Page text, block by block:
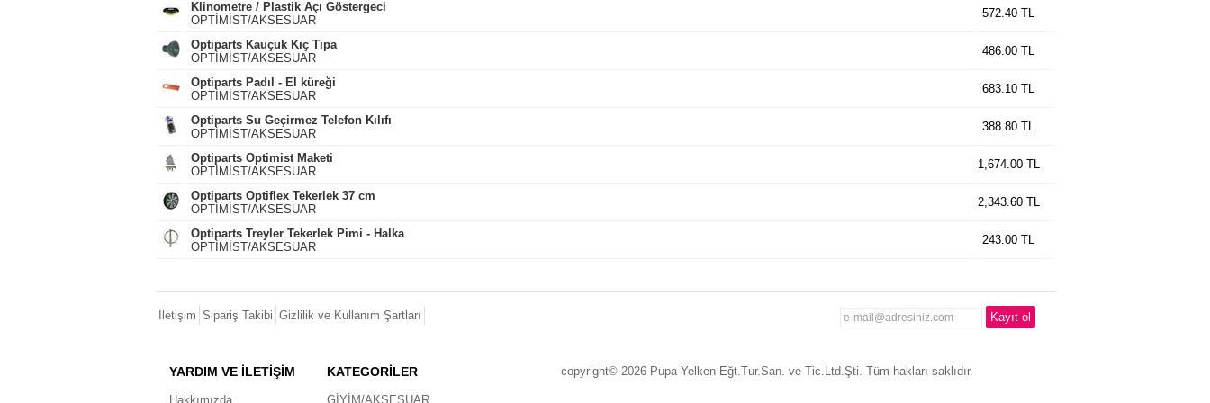
Klinometre / Plastik Açı Göstergeci
OPTİMİST/AKSESUAR
572.40 TL
Optiparts Kauçuk Kıç Tıpa
OPTİMİST/AKSESUAR
486.00 TL
Optiparts Padıl - El küreği
OPTİMİST/AKSESUAR
683.10 TL
Optiparts Su Geçirmez Telefon Kılıfı
OPTİMİST/AKSESUAR
388.80 TL
Optiparts Optimist Maketi
OPTİMİST/AKSESUAR
1,674.00 TL
Optiparts Optiflex Tekerlek 37 cm
OPTİMİST/AKSESUAR
2,343.60 TL
Optiparts Treyler Tekerlek Pimi - Halka
OPTİMİST/AKSESUAR
243.00 TL
İletişim Sipariş Takibi Gizlilik ve Kullanım Şartları
YARDIM VE İLETİŞİM
Hakkımızda
KATEGORİLER
GİYİM/AKSESUAR
copyright© 2026 Pupa Yelken Eğt.Tur.San. ve Tic.Ltd.Şti. Tüm hakları saklıdır.